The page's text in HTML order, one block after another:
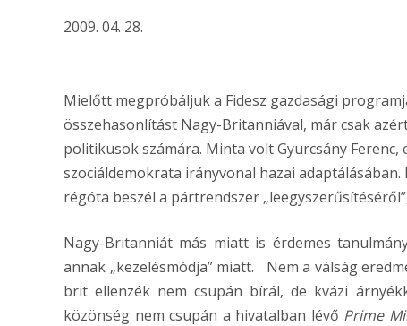
2009. 04. 28.
Mielőtt megpróbáljuk a Fidesz gazdasági
összehasonlítást Nagy-Britanniával, már csak
politikusok számára. Minta volt Gyurcsány
szociáldemokrata irányvonal hazai
régóta beszél a pártrendszer
Nagy-Britanniát más miatt is érdemes
annak „kezelésmódja” miatt. Nem a válság
brit ellenzék nem csupán bírál, de kvázi
közönség nem csupán a hivatalban lévő Prime